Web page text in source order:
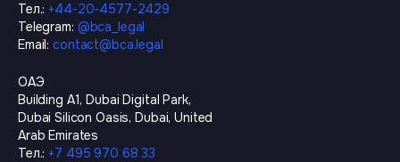
Тел.: +44-20-4577-2429
Telegram: @bca_legal
Email: contact@bca.legal
ОАЭ
Building A1, Dubai Digital Park,
Dubai Silicon Oasis, Dubai, United
Arab Emirates
Тел.: +7 495 970 68 33